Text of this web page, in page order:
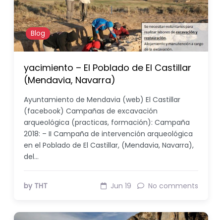
Blog
yacimiento – El Poblado de El Castillar
(Mendavia, Navarra)
Ayuntamiento de Mendavia (web) El Castillar
(facebook) Campañas de excavación
arqueológica (practicas, formación): Campaña
2018: – II Campaña de intervención arqueológica
en el Poblado de El Castillar, (Mendavia, Navarra),
del…
by THT Jun 19 No comments